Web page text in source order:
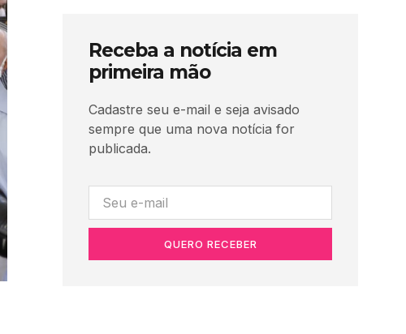
Receba a notícia em
primeira mão
Cadastre seu e-mail e seja avisado
sempre que uma nova notícia for
publicada.
QUERO RECEBER